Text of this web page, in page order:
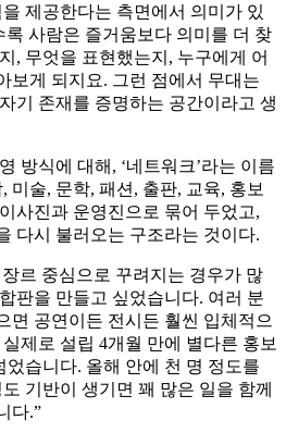
제공한다는 측면에서 의미가 있
록 사람은 즐거움보다 의미를 더 찾
, 무엇을 표현했는지, 누구에게 어
보게 되지요. 그런 점에서 무대는
기 존재를 증명하는 공간이라고 생
방식에 대해, ‘네트워크’라는 이름
미술, 문학, 패션, 출판, 교육, 홍보
사진과 운영진으로 묶어 두었고,
다시 불러오는 구조라는 것이다.
르 중심으로 꾸려지는 경우가 많
판을 만들고 싶었습니다. 여러 분
면 공연이든 전시든 훨씬 입체적으
제로 설립 4개월 만에 별다른 홍보
었습니다. 올해 안에 천 명 정도를
기반이 생기면 꽤 많은 일을 함께
다.”